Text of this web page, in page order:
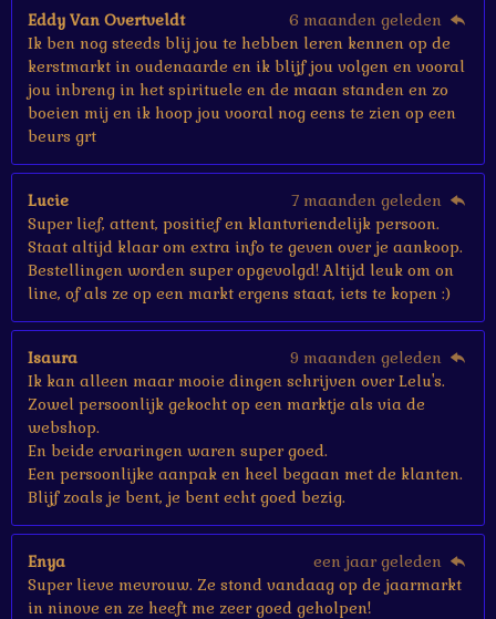
Eddy Van Overtveldt
6 maanden geleden
Ik ben nog steeds blij jou te hebben leren kennen op de
kerstmarkt in oudenaarde en ik blijf jou volgen en vooral
jou inbreng in het spirituele en de maan standen en zo
boeien mij en ik hoop jou vooral nog eens te zien op een
beurs grt
Lucie
7 maanden geleden
Super lief, attent, positief en klantvriendelijk persoon.
Staat altijd klaar om extra info te geven over je aankoop.
Bestellingen worden super opgevolgd! Altijd leuk om on
line, of als ze op een markt ergens staat, iets te kopen :)
Isaura
9 maanden geleden
Ik kan alleen maar mooie dingen schrijven over Lelu's.
Zowel persoonlijk gekocht op een marktje als via de
webshop.
En beide ervaringen waren super goed.
Een persoonlijke aanpak en heel begaan met de klanten.
Blijf zoals je bent, je bent echt goed bezig.
Enya
een jaar geleden
Super lieve mevrouw. Ze stond vandaag op de jaarmarkt
in ninove en ze heeft me zeer goed geholpen!